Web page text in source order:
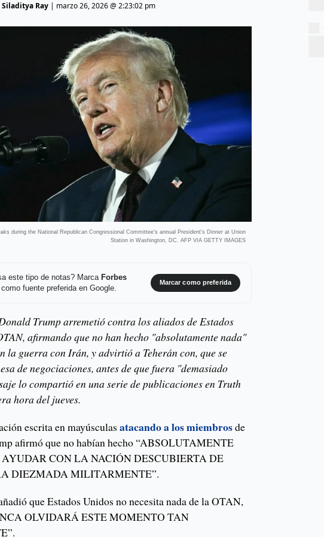
Siladitya Ray| marzo 26, 2026 @ 2:23:02 pm
during the National Republican Congressional Committee's annual President's Dinner at Union
Station in Washington, DC. AFP VIA GETTY IMAGES
este tipo de notas? Marca Forbes
fuente preferida en Google.
Marcar como preferida
Trump arremetió contra los aliados de Estados
afirmando que no han hecho "absolutamente nada"
la guerra con Irán, y advirtió a Teherán con, que se
de negociaciones, antes de que fuera "demasiado
lo compartió en una serie de publicaciones en Truth
hora del jueves.
escrita en mayúsculasatacando a los miembrosde
afirmó que no habían hecho “ABSOLUTAMENTE
CON LA NACIÓN DESCUBIERTA DE
DIEZMADA MILITARMENTE”.
que Estados Unidos no necesita nada de la OTAN,
OLVIDARÁ ESTE MOMENTO TAN